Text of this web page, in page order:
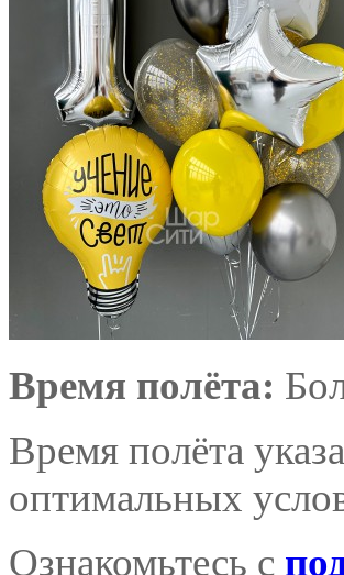
Время полёта:
Время полёта
оптимальных
Ознакомьтесь с